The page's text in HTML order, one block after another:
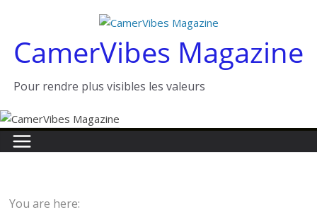
contenuCamerVibes Magazine
Pour rendre plus visibles les valeurs
You are here: